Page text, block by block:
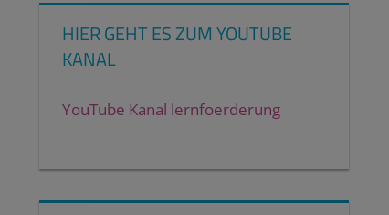
HIER GEHT ES ZUM YOUTUBE
KANAL
YouTube Kanal lernfoerderung